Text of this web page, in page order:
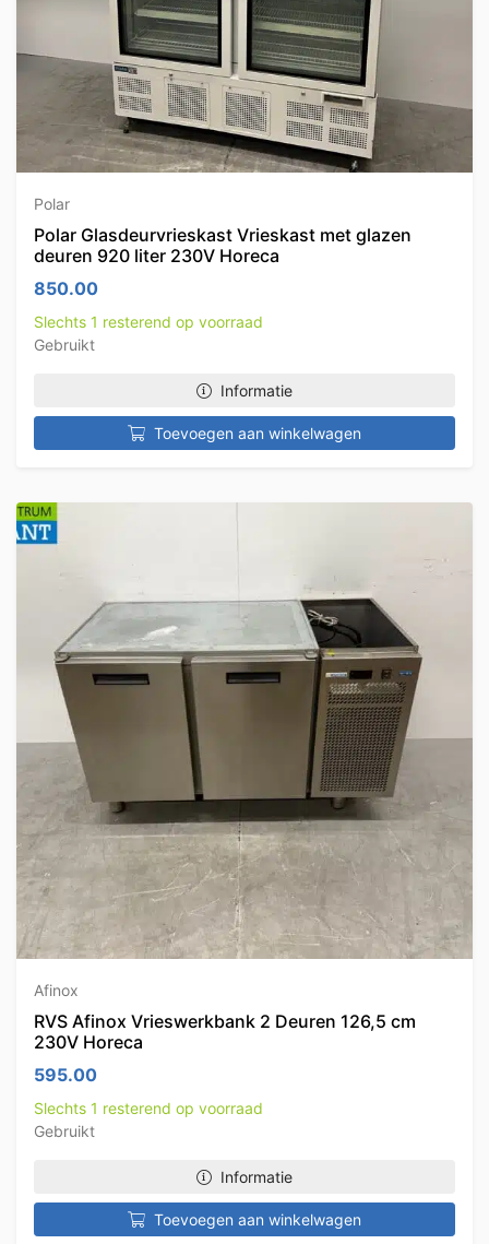
Polar
Polar Glasdeurvrieskast Vrieskast met glazen
deuren 920 liter 230V Horeca
850.00
Slechts 1 resterend op voorraad
Gebruikt
Informatie
Toevoegen aan winkelwagen
Afinox
RVS Afinox Vrieswerkbank 2 Deuren 126,5 cm
230V Horeca
595.00
Slechts 1 resterend op voorraad
Gebruikt
Informatie
Toevoegen aan winkelwagen